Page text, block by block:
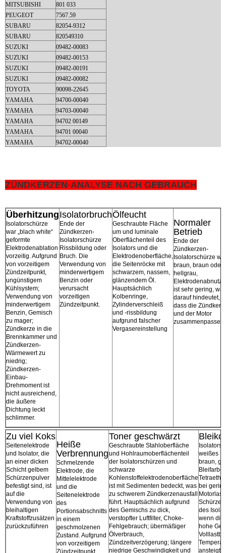
MITSUBISHI
801 033
PEUGEOT
7567.59
SUBARU
82054-9312
SUBARU
820549310
SUZUKI
09482-00083
SUZUKI
09482-00153
SUZUKI
09482-00191
SUZUKI
09482-00082
TOYOTA
90098-22645
YAMAHA
94700-00040
YAMAHA
94703-00040
YAMAHA
94702 00149
YAMAHA
94701 00040
YAMAHA
94702-00040
ZÜNDKERZEN-ANALYSE NACH GEBRAUCH
Überhitzung
Isolatorschürze
war „blach white“
geformte
Elektrodenablation
vorzeitig. Aufgrund
von vorzeitigem
Zündzeitpunkt,
ungünstigem
Kühlsystem;
Verwendung von
minderwertigem
Benzin, Gemisch
zu mager;
Zündkerze in die
Brennkammer und
Zündkerzen-
Wärmewert zu
niedrig;
Zündkerzen-
Einbau-
Drehmoment ist
nicht ausreichend,
die äußere
Dichtung leckt
schlimmer.
Isolatorbruch
Ende der
Zündkerzen-
Isolatorschürze
Rissbildung oder
Bruch. Die
Verwendung von
minderwertigem
Benzin oder
verursacht
vorzeitigen
Zündzeitpunkt.
Ölfeucht
Geschraubte Fläche
um und luminale
Oberflächenteil des
Isolators und die
Elektrodenoberfläche,
die Seitenröcke mit
schwarzem, nassem,
glänzendem Öl.
Hauptsächlich
Kolbenringe,
Zylinderverschleiß
und -rissbildung
aufgrund falscher
Vergasereinstellung
Normaler
Betrieb
Ende der
Zündkerzen-
Isolatorschürze
braun, braun oder
hellgrau,
ist sehr gering, was
darauf hindeutet,
dass die
und der Motor
zusammenpassen
Zu viel Koks
Seitenelektrode
und Isolator, die
an einer dicken
Schicht gelbem
Schürzenpulver
befestigt sind, ist
auf die
Verwendung von
bleihaltigen
Kraftstoffzusätzen
zurückzuführen
Heiße
Verbrennung
Schmelzende
Elektrode, die
Mittelelektrode
und die
Seitenelektrode
des
Portionsabschnitts
in einem
geschmolzenen
Zustand. Aufgrund
von vorzeitigem
Zündzeitpunkt,
Toner geschwärzt
Geschraubte Stahloberfläche
und Hohlraumoberflächenteil
der Isolatorschürzen und
schwarze
Kohlenstoffelektrodenoberfläche
ist mit Sedimenten bedeckt, was
zu schwerem Zündkerzenausfall
führt. Hauptsächlich aufgrund
des Gemischs zu dick,
verstopfter Luftfilter, Choke-
Fehlgebrauch; übermäßiger
Ölverbrauch,
Zündzeitverzögerung; längere
niedrige Geschwindigkeit und
weißes
braun,
bei
Schürze
des
wenn die
hohe
ansteigt,